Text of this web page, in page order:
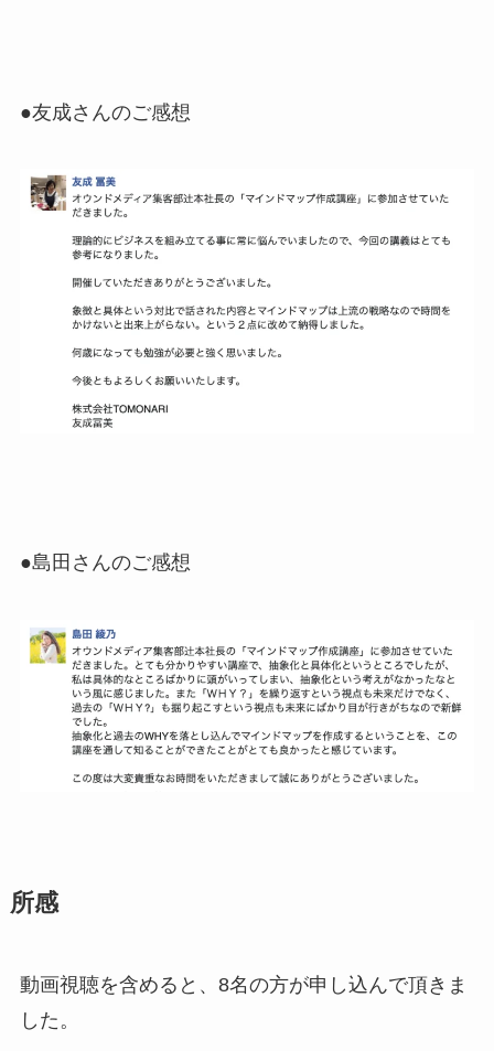
●友成さんのご感想
●島田さんのご感想
所感
動画視聴を含めると、8名の方が申し込んで頂きま
した。